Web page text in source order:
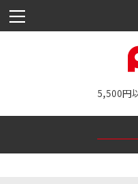
5,500円